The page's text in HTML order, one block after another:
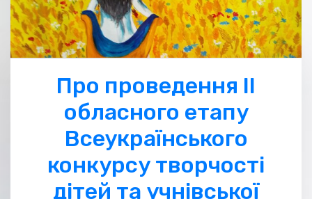
Про проведення ІІ
обласного етапу
Всеукраїнського
конкурсу творчості
дітей та учнівської